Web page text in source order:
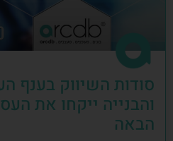
סודות השיווק בענף
והבנייה ייקחו את
הבאה